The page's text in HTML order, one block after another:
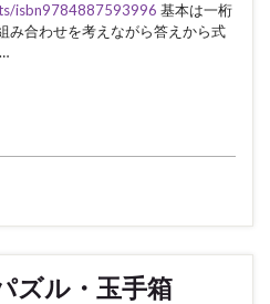
isbn9784887593996 基本は一桁
み合わせを考えながら答えから式
ズル・玉手箱